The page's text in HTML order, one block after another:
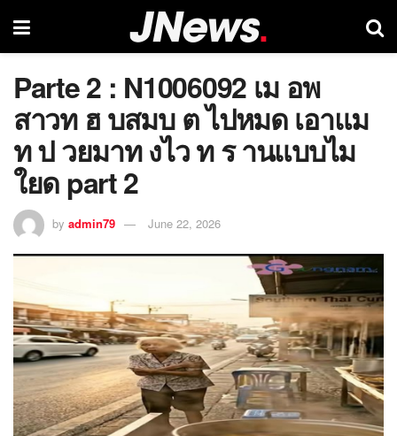
Parte 2 : N1006092 เม อพ
สาวท ฮ บสมบ ต ไปหมด เอาแม
ท ป วยมาท งไว ท ร านแบบไม
ใยด part 2
by admin79 June 22, 2026